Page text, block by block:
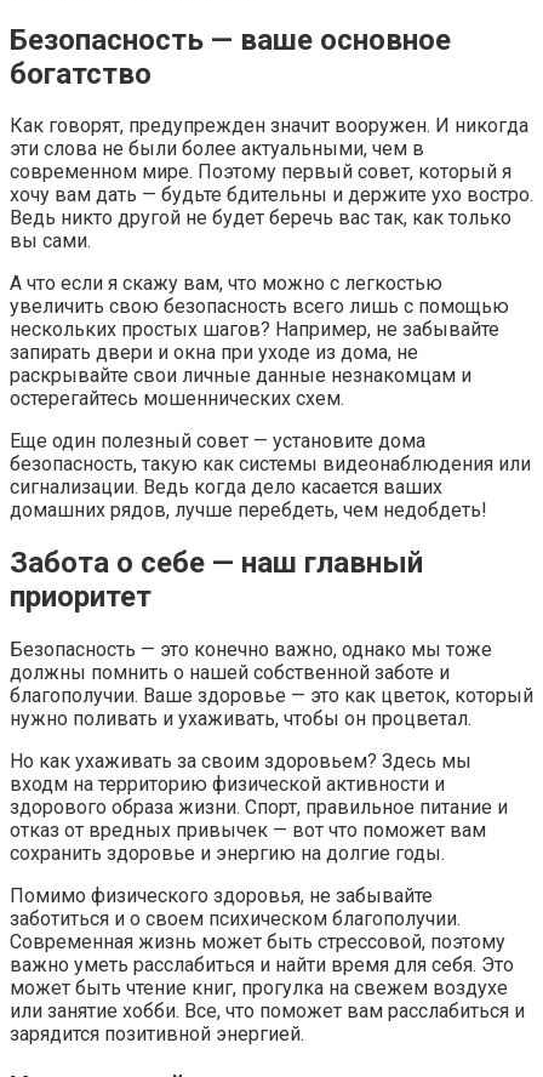
Безопасность — ваше основное
богатство
Как говорят, предупрежден значит вооружен. И никогда
эти слова не были более актуальными, чем в
современном мире. Поэтому первый совет, который я
хочу вам дать — будьте бдительны и держите ухо востро.
Ведь никто другой не будет беречь вас так, как только
вы сами.
А что если я скажу вам, что можно с легкостью
увеличить свою безопасность всего лишь с помощью
нескольких простых шагов? Например, не забывайте
запирать двери и окна при уходе из дома, не
раскрывайте свои личные данные незнакомцам и
остерегайтесь мошеннических схем.
Еще один полезный совет — установите дома
безопасность, такую как системы видеонаблюдения или
сигнализации. Ведь когда дело касается ваших
домашних рядов, лучше перебдеть, чем недобдеть!
Забота о себе — наш главный
приоритет
Безопасность — это конечно важно, однако мы тоже
должны помнить о нашей собственной заботе и
благополучии. Ваше здоровье — это как цветок, который
нужно поливать и ухаживать, чтобы он процветал.
Но как ухаживать за своим здоровьем? Здесь мы
входм на территорию физической активности и
здорового образа жизни. Спорт, правильное питание и
отказ от вредных привычек — вот что поможет вам
сохранить здоровье и энергию на долгие годы.
Помимо физического здоровья, не забывайте
заботиться и о своем психическом благополучии.
Современная жизнь может быть стрессовой, поэтому
важно уметь расслабиться и найти время для себя. Это
может быть чтение книг, прогулка на свежем воздухе
или занятие хобби. Все, что поможет вам расслабиться и
зарядится позитивной энергией.